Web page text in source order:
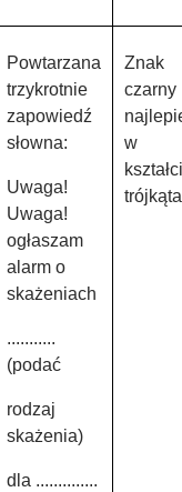
Powtarzana
trzykrotnie
zapowiedź
słowna:
Uwaga!
Uwaga!
ogłaszam
alarm o
skażeniach
...........
(podać
rodzaj
skażenia)
dla ..............
Znak
czarny
w
trójkąta